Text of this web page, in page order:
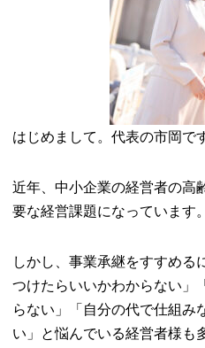
はじめまして。代表の市岡で
近年、中小企業の経営者の高
要な経営課題になっています。
しかし、事業承継をすすめる
つけたらいいかわからない」
らない」「自分の代で仕組み
い」と悩んでいる経営者様も